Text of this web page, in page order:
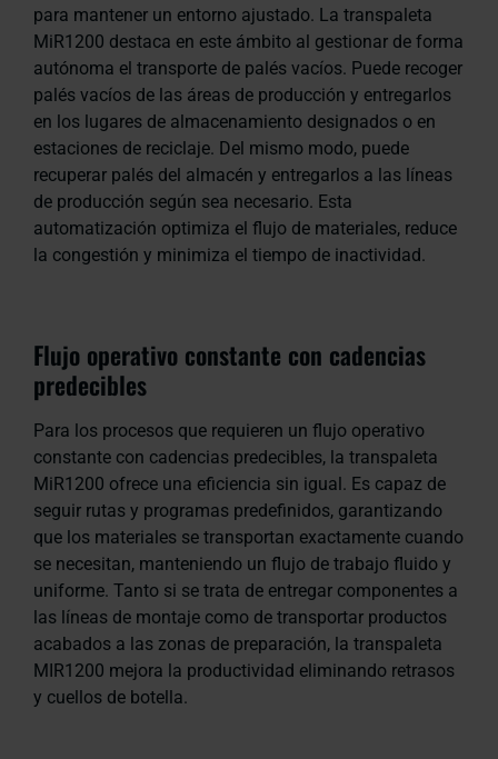
para mantener un entorno ajustado. La transpaleta
MiR1200 destaca en este ámbito al gestionar de forma
autónoma el transporte de palés vacíos. Puede recoger
palés vacíos de las áreas de producción y entregarlos
en los lugares de almacenamiento designados o en
estaciones de reciclaje. Del mismo modo, puede
recuperar palés del almacén y entregarlos a las líneas
de producción según sea necesario. Esta
automatización optimiza el flujo de materiales, reduce
la congestión y minimiza el tiempo de inactividad.
Flujo operativo constante con cadencias
predecibles
Para los procesos que requieren un flujo operativo
constante con cadencias predecibles, la transpaleta
MiR1200 ofrece una eficiencia sin igual. Es capaz de
seguir rutas y programas predefinidos, garantizando
que los materiales se transportan exactamente cuando
se necesitan, manteniendo un flujo de trabajo fluido y
uniforme. Tanto si se trata de entregar componentes a
las líneas de montaje como de transportar productos
acabados a las zonas de preparación, la transpaleta
MIR1200 mejora la productividad eliminando retrasos
y cuellos de botella.